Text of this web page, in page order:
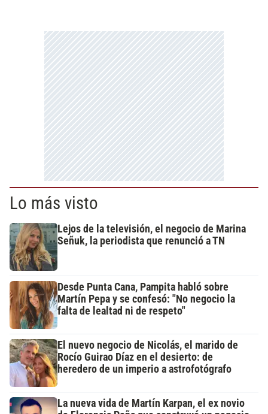
Lo más visto
Lejos de la televisión, el negocio de Marina
Señuk, la periodista que renunció a TN
Desde Punta Cana, Pampita habló sobre
Martín Pepa y se confesó: "No negocio la
falta de lealtad ni de respeto"
El nuevo negocio de Nicolás, el marido de
Rocío Guirao Díaz en el desierto: de
heredero de un imperio a astrofotógrafo
La nueva vida de Martín Karpan, el ex novio